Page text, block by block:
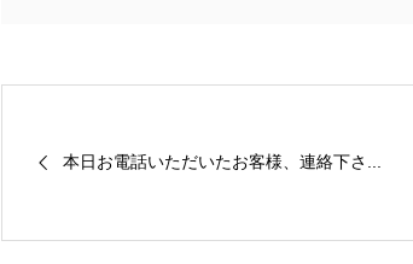
本日お電話いただいたお客様、連絡下さ...